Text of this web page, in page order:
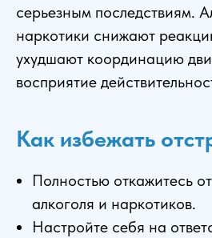
серьезным последствиям.
наркотики снижают
ухудшают координацию
восприятие
Как избежать
Полностью откажитесь
алкоголя и наркотиков.
Настройте себя на